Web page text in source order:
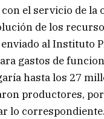
el servicio de la
de los
al Instituto
gastos de
hasta los 27
productores,
lo correspondiente.